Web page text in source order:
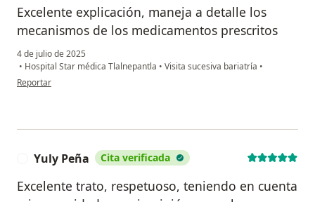
Excelente explicación, maneja a detalle los
mecanismos de los medicamentos prescritos
4 de julio de 2025
• Hospital Star médica Tlalnepantla • Visita sucesiva bariatría •
en opinión del usuario PCM
Reportar
Yuly Peña Cita verificada
Excelente trato, respetuoso, teniendo en cuenta